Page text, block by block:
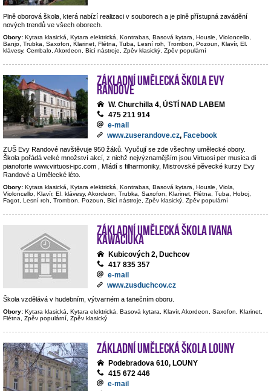
Plně oborová škola, která nabízí realizaci v souborech a je plně přístupná zavádění
nových trendů ve všech oborech.
Obory: Kytara klasická, Kytara elektrická, Kontrabas, Basová kytara, Housle, Violoncello,
Banjo, Trubka, Saxofon, Klarinet, Flétna, Tuba, Lesní roh, Trombon, Pozoun, Klavír, El.
klávesy, Cembalo, Akordeon, Bicí nástroje, Zpěv klasický, Zpěv populární
Základní umělecká škola Evy
Randové
W. Churchilla 4, ÚSTÍ NAD LABEM
475 211 914
e-mail
www.zuserandove.cz, Facebook
ZUŠ Evy Randové navštěvuje 950 žáků. Vyučují se zde všechny umělecké obory.
Škola pořádá velké množství akcí, z nichž nejvýznamějším jsou Virtuosi per musica di
pianoforte www.virtuosi-ipc.com , Mládí s filharmoniky, Mistrovské pěvecké kurzy Evy
Randové a Umělecké léto.
Obory: Kytara klasická, Kytara elektrická, Kontrabas, Basová kytara, Housle, Viola,
Violoncello, Klavír, El. klávesy, Akordeon, Trubka, Saxofon, Klarinet, Flétna, Tuba, Hoboj,
Fagot, Lesní roh, Trombon, Pozoun, Bicí nástroje, Zpěv klasický, Zpěv populární
Základní umělecká škola Ivana
Kawaciuka
Kubicových 2, Duchcov
417 835 357
e-mail
www.zusduchcov.cz
Škola vzdělává v hudebním, výtvarném a tanečním oboru.
Obory: Kytara klasická, Kytara elektrická, Basová kytara, Klavír, Akordeon, Saxofon, Klarinet,
Flétna, Zpěv populární, Zpěv klasický
Základní umělecká škola Louny
Podebradova 610, LOUNY
415 672 446
e-mail